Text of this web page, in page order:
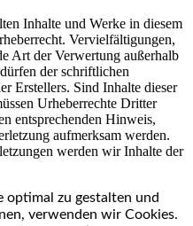
Inhalte und Werke in diesem
Vervielfältigungen,
Art der Verwertung außerhalb
der schriftlichen
Erstellers. Sind Inhalte dieser
Urheberrechte Dritter
entsprechenden Hinweis,
aufmerksam werden.
werden wir Inhalte der
optimal zu gestalten und
verwenden wir Cookies.